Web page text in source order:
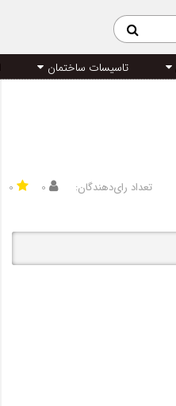
تاسیسات ساختمان
تعداد رای‌دهندگان: ۰ ۰